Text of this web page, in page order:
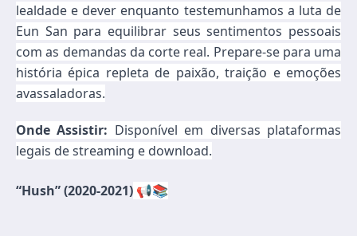
lealdade e dever enquanto testemunhamos a luta de
Eun San para equilibrar seus sentimentos pessoais
com as demandas da corte real. Prepare-se para uma
história épica repleta de paixão, traição e emoções
avassaladoras.
Onde Assistir: Disponível em diversas plataformas
legais de streaming e download.
“Hush” (2020-2021) 📢📚